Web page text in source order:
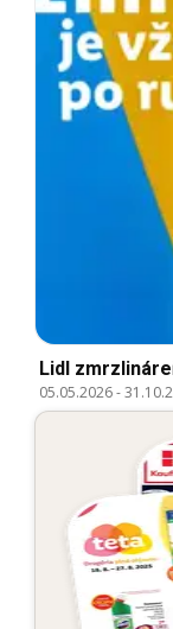
Lidl
05.05.2026-